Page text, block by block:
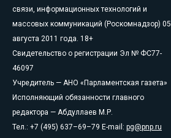
связи, информационных технологий и
массовых коммуникаций (Роскомнадзор) 05
августа 2011 года. 18+
Свидетельство о регистрации Эл № ФС77-
46097
Учредитель — АНО «Парламентская газета»
Исполняющий обязанности главного
редактора — Абдуллаев М.Р.
Тел.: +7 (495) 637–69–79 E-mail: pg@pnp.ru